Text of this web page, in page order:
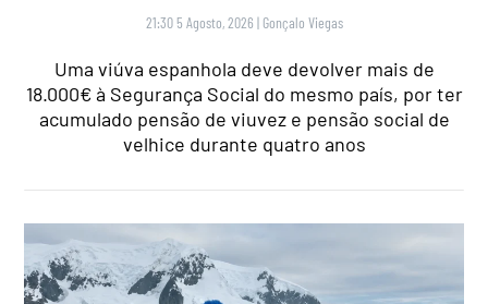
21:30 5 Agosto, 2026 | Gonçalo Viegas
Uma viúva espanhola deve devolver mais de
18.000€ à Segurança Social do mesmo país, por ter
acumulado pensão de viuvez e pensão social de
velhice durante quatro anos